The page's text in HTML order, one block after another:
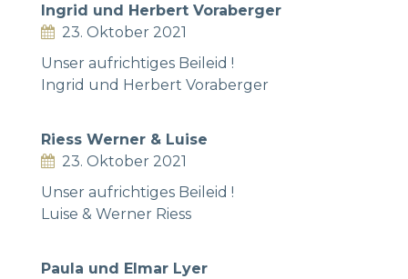
Ingrid und Herbert Voraberger
23. Oktober 2021
Unser aufrichtiges Beileid !
Ingrid und Herbert Voraberger
Riess Werner & Luise
23. Oktober 2021
Unser aufrichtiges Beileid !
Luise & Werner Riess
Paula und Elmar Lyer